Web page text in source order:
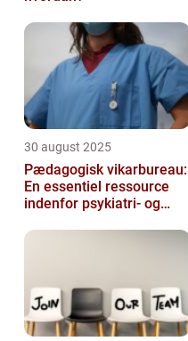
30 august 2025
Pædagogisk vikarbureau:
En essentiel ressource
indenfor psykiatri- og